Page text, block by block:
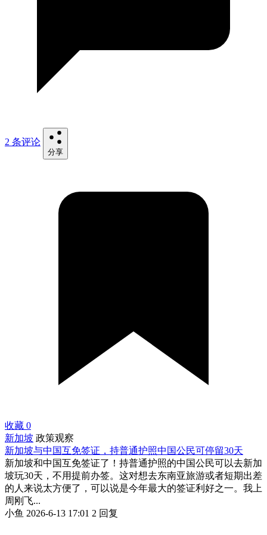
2 条评论
分享
收藏 0
新加坡 政策观察
新加坡与中国互免签证，持普通护照中国公民可停留30天
新加坡和中国互免签证了！持普通护照的中国公民可以去新加
坡玩30天，不用提前办签。这对想去东南亚旅游或者短期出差
的人来说太方便了，可以说是今年最大的签证利好之一。我上
周刚飞...
小鱼 2026-6-13 17:01 2 回复